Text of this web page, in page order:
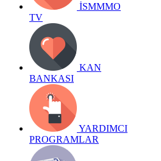
İSMMMO
TV
KAN
BANKASI
YARDIMCI
PROGRAMLAR